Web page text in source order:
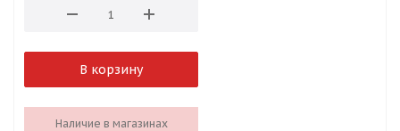
В корзину
Наличие в магазинах